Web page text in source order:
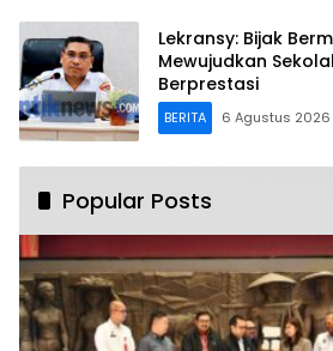
Lekransy: Bijak
Mewujudkan
Berprestasi
BERITA 6 Agustus 2026
Popular Posts